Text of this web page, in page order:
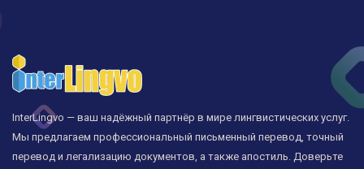
InterLingvo — ваш надёжный партнёр в мире лингвистических услуг.
Мы предлагаем профессиональный письменный перевод, точный
перевод и легализацию документов, а также апостиль. Доверьте